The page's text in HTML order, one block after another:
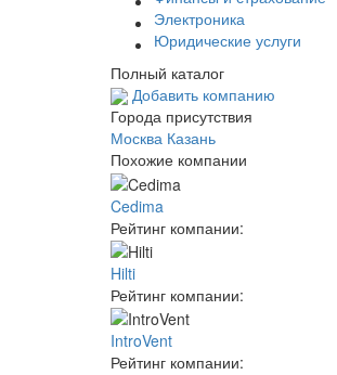
Электроника
Юридические услуги
Полный каталог
Добавить компанию
Города присутствия
Москва Казань
Похожие компании
Cedima
Рейтинг компании:
Hilti
Рейтинг компании:
IntroVent
Рейтинг компании: